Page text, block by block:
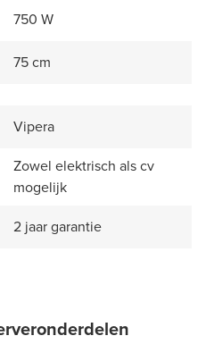
750 W
75 cm
Vipera
Zowel elektrisch als cv
mogelijk
2 jaar garantie